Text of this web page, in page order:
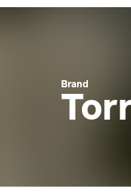
Brand